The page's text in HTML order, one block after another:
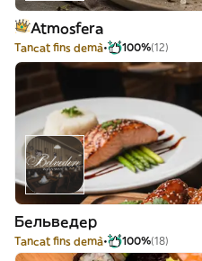
Atmosfera
Tancat fins demà 100%(12)
Бельведер
Tancat fins demà 100%(18)